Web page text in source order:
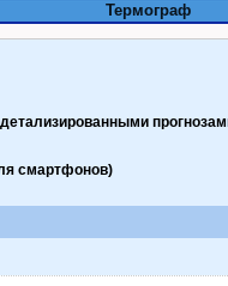
Термограф
смартфонов)